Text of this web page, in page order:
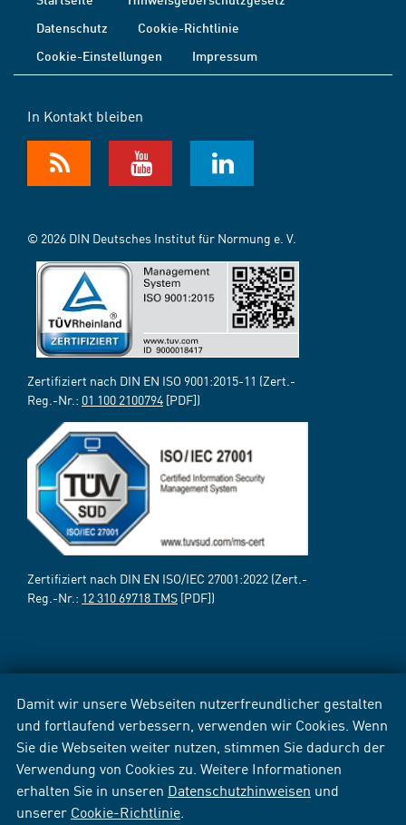
Damit wir unsere Webseiten nutzerfreundlicher gestalten
und fortlaufend verbessern, verwenden wir Cookies. Wenn
Sie die Webseiten weiter nutzen, stimmen Sie dadurch der
Verwendung von Cookies zu. Weitere Informationen
erhalten Sie in unseren Datenschutzhinweisen und
unserer Cookie-Richtlinie
Datenschutz
Cookie-Richtlinie
Cookie-Einstellungen
Impressum
In Kontakt bleiben
© 2026 DIN Deutsches Institut für Normung e. V.
Zertifiziert nach DIN EN ISO 9001:2015-11 (Zert.-
Reg.-Nr.: 01 100 2100794 [PDF])
Zertifiziert nach DIN EN ISO/IEC 27001:2022 (Zert.-
Reg.-Nr.: 12 310 69718 TMS [PDF])